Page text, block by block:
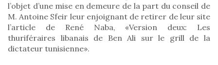
l’objet d’une mise en demeure de la part du conseil de
M. Antoine Sfeir leur enjoignant de retirer de leur site
l’article de René Naba, «Version deux: Les
thuriféraires libanais de Ben Ali sur le grill de la
dictateur tunisienne».